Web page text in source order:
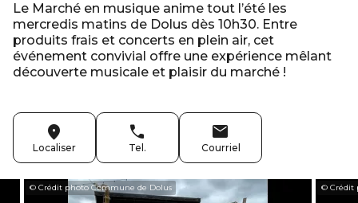
Le Marché en musique anime tout l’été les
mercredis matins de Dolus dès 10h30. Entre
produits frais et concerts en plein air, cet
événement convivial offre une expérience mêlant
découverte musicale et plaisir du marché !
Localiser Tel. Courriel
© Crédit photo Commune de Dolus © Crédit